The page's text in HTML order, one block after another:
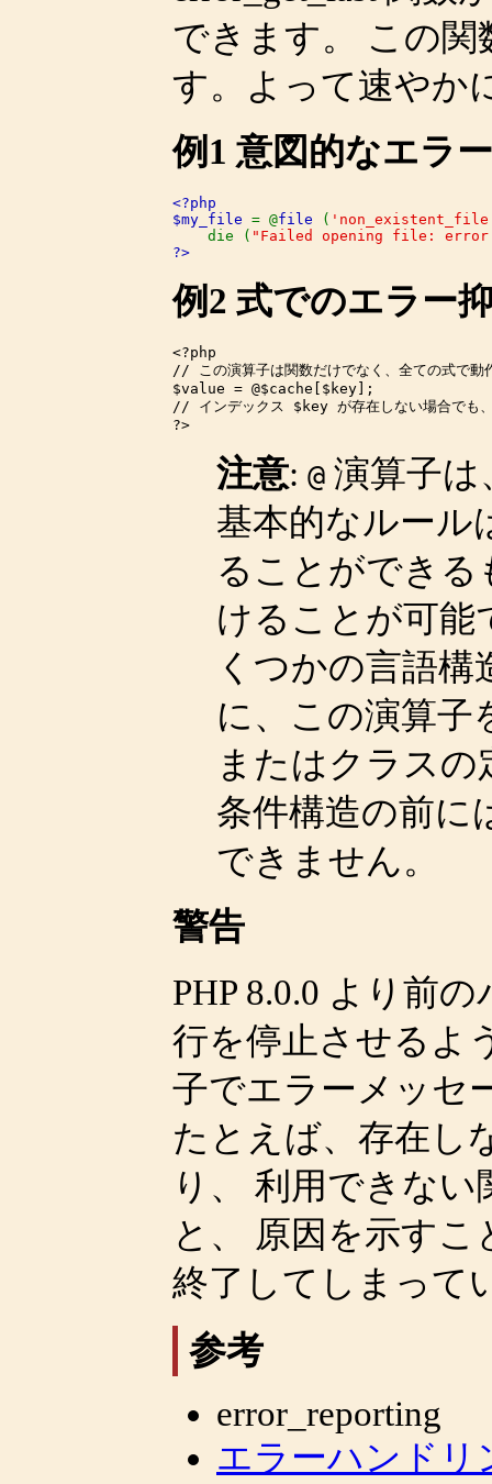
できます。 この
す。よって速やか
例1 意図的なエラー
<?php
$my_file = @file (
    die (
"Failed opening file:
?>
例2 式でのエラー
<?php
// この演算子は関数だけでなく、全ての式で動
$value = @$cache[$key];
// インデックス $key が存在しない場合でも、
注意: @ 演算子
基本的なルール
ることができ
けることが可能
くつかの言語構
に、この演算子
またはクラス
条件構造の前に
できません。
警告
PHP 8.0.0 より前
行を停止させるよ
子でエラーメッセ
たとえば、存在し
り、 利用できな
と、 原因を示す
終了してしまって
参考
error_reporting
エラーハンドリ